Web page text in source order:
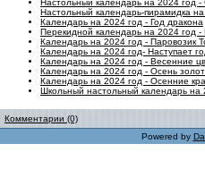
Настольный календарь на 2024 год
Настольный календарь-пирамидка
Календарь на 2024 год - Год дракона
Перекидной календарь на 2024 год
Календарь на 2024 год - Паровозик
Календарь на 2024 год- Наступает
Календарь на 2024 год - Весенние
Календарь на 2024 год - Осень
Календарь на 2024 год - Осенние
Школьный настольный календарь на
Комментарии (0)
Powered by